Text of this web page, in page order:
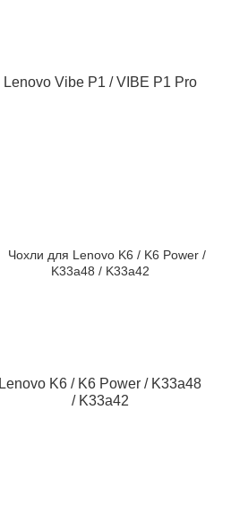
Lenovo Vibe P1 / VIBE P1 Pro
Lenovo K6 / K6 Power / K33a48
/ K33a42